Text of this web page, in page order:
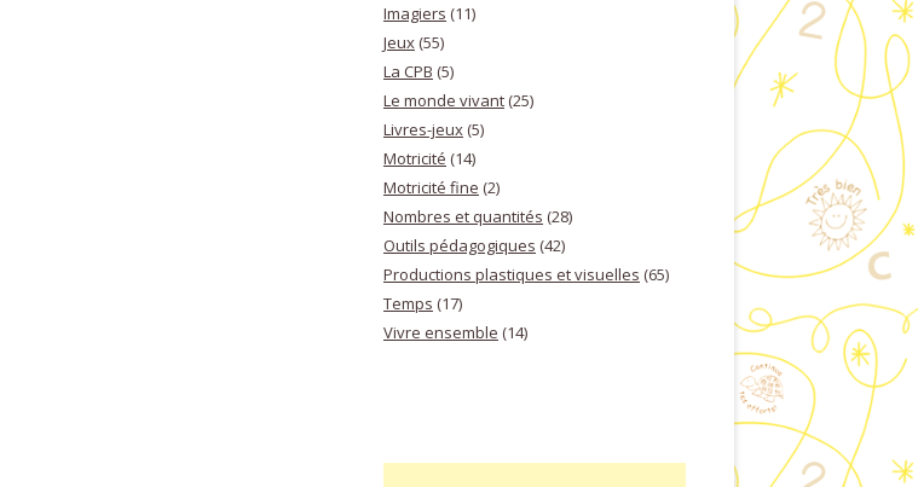
Imagiers (11)
Jeux (55)
La CPB (5)
Le monde vivant (25)
Livres-jeux (5)
Motricité (14)
Motricité fine (2)
Nombres et quantités (28)
Outils pédagogiques (42)
Productions plastiques et visuelles (65)
Temps (17)
Vivre ensemble (14)